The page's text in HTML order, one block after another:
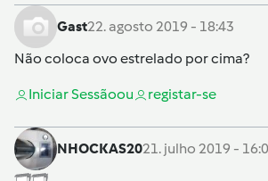
Gast22. agosto 2019 - 18:43
Não coloca ovo estrelado por cima?
Iniciar Sessãoou registar-se
NHOCKAS2021. julho 2019 -